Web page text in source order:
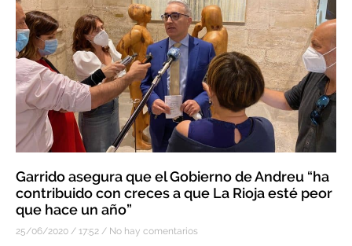
Garrido asegura que el Gobierno de Andreu “ha
contribuido con creces a que La Rioja esté peor
que hace un año”
25/06/2020 17:52 No hay comentarios